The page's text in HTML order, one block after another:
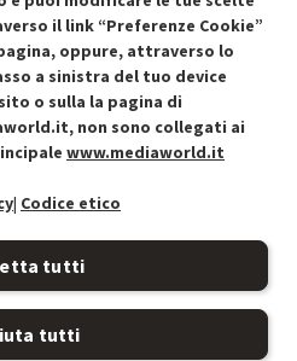
Recedere dal contratto qui
il link “Preferenze Cookie”
oppure, attraverso lo
a sinistra del tuo device
o sulla la pagina di
non sono collegati ai
www.mediaworld.it
| Codice etico
tutti
tutti